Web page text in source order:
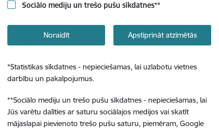
Sociālo mediju un trešo pušu sīkdatnes**
Noraidīt Apstiprināt atzīmētās
*Statistikas sīkdatnes - nepieciešamas, lai uzlabotu vietnes
darbību un pakalpojumus.
**Sociālo mediju un trešo pušu sīkdatnes - nepieciešamas, lai
Jūs varētu dalīties ar saturu sociālajos medijos vai skatīt
mājaslapai pievienoto trešo pušu saturu, piemēram, Google